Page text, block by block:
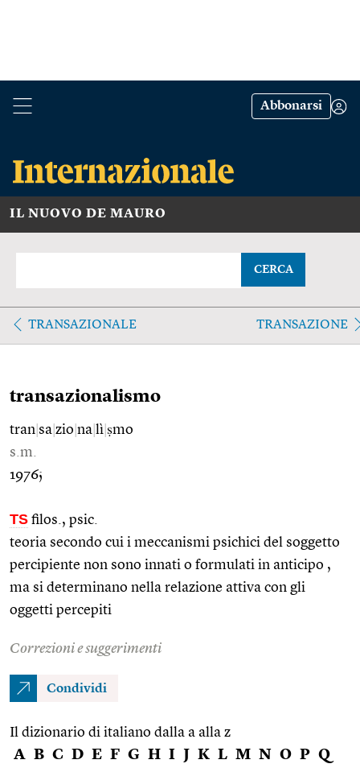
Abbonarsi
IL NUOVO DE MAURO
CERCA
TRANSAZIONALE TRANSAZIONE
transazionalismo
tran sa zio na lì ṣmo
s.m.
1976;
TS filos., psic.
teoria secondo cui i meccanismi psichici del soggetto
percipiente non sono innati o formulati in anticipo ,
ma si determinano nella relazione attiva con gli
oggetti percepiti
Correzioni e suggerimenti
Condividi
Il dizionario di italiano dalla a alla z
A B C D E F G H I J K L M N O P Q